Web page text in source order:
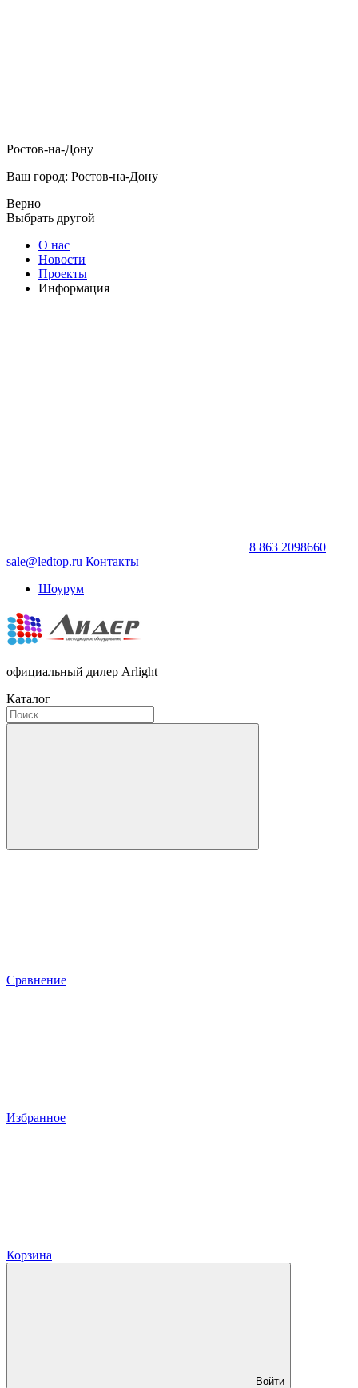
Ростов-на-Дону
Ваш город: Ростов-на-Дону
Верно
Выбрать другой
О нас
Новости
Проекты
Информация
8 863 2098660
sale@ledtop.ru Контакты
Шоурум
официальный дилер Arlight
Каталог
Сравнение
Избранное
Корзина
Войти